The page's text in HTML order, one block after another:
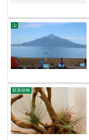
山
観葉植物